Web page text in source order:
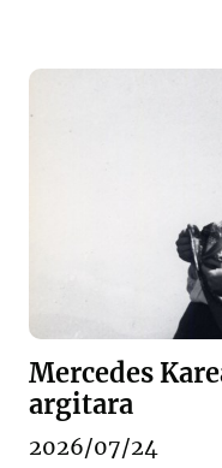
Mercedes
argitara
2026/07/24